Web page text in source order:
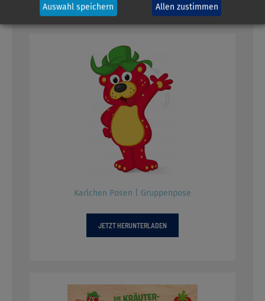
Karlchen Posen | Gruppenpose
JETZT HERUNTERLADEN
Auswahl speichern Allen zustimmen